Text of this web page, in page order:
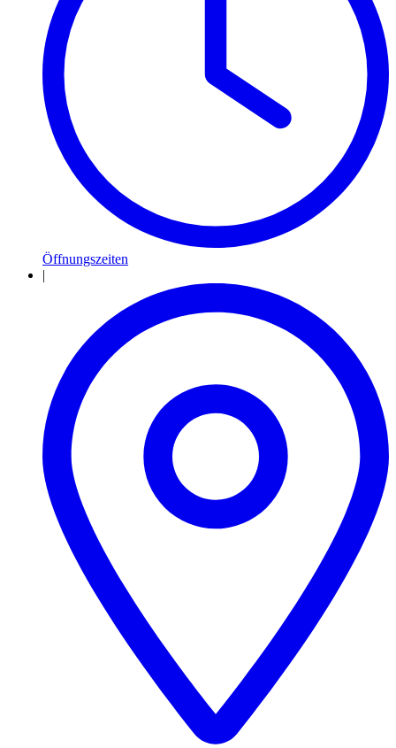
Öffnungszeiten
|